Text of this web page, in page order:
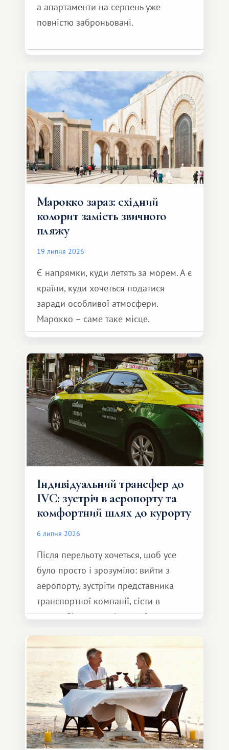
а апартаменти на серпень уже
повністю заброньовані.
Марокко зараз: східний
колорит замість звичного
пляжу
19 липня 2026
Є напрямки, куди летять за морем. А є
країни, куди хочеться податися
заради особливої ​​атмосфери.
Марокко – саме таке місце.
Індивідуальний трансфер до
IVC: зустріч в аеропорту та
комфортний шлях до курорту
6 липня 2026
Після перельоту хочеться, щоб усе
було просто і зрозуміло: вийти з
аеропорту, зустріти представника
транспортної компанії, сісти в
автомобіль та спокійно доїхати до